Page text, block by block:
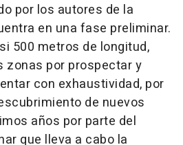
por los autores de la
en una fase preliminar.
500 metros de longitud,
zonas por prospectar y
con exhaustividad, por
de nuevos
años por parte del
que lleva a cabo la